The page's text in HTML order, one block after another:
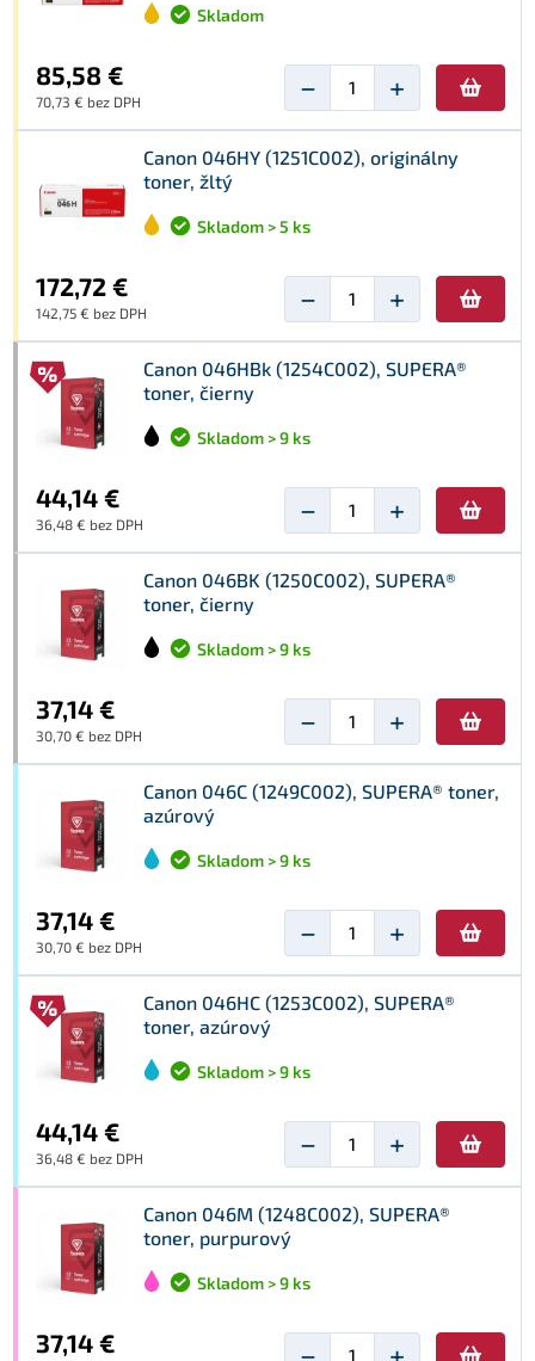
Skladom
85,58 €
70,73 € bez DPH − +
Canon 046HY (1251C002), originálny
toner, žltý
Skladom > 5 ks
172,72 €
142,75 € bez DPH − +
Canon 046HBk (1254C002), SUPERA®
toner, čierny
Skladom > 9 ks
44,14 €
36,48 € bez DPH − +
Canon 046BK (1250C002), SUPERA®
toner, čierny
Skladom > 9 ks
37,14 €
30,70 € bez DPH − +
Canon 046C (1249C002), SUPERA® toner,
azúrový
Skladom > 9 ks
37,14 €
30,70 € bez DPH − +
Canon 046HC (1253C002), SUPERA®
toner, azúrový
Skladom > 9 ks
44,14 €
36,48 € bez DPH − +
Canon 046M (1248C002), SUPERA®
toner, purpurový
Skladom > 9 ks
37,14 €